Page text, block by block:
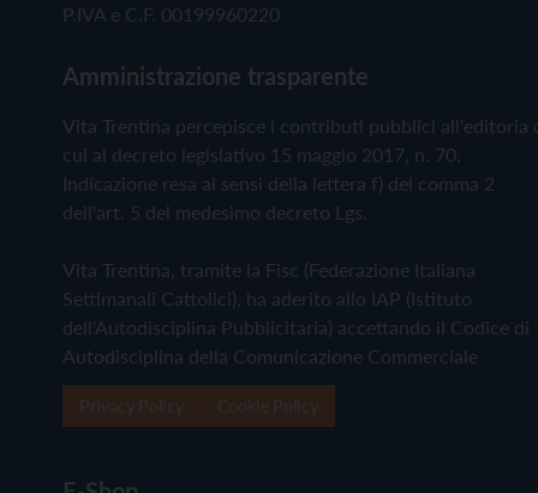
P.IVA e C.F. 00199960220
Amministrazione trasparente
Vita Trentina percepisce i contributi pubblici all'editoria
cui al decreto legislativo 15 maggio 2017, n. 70.
Indicazione resa ai sensi della lettera f) del comma 2
dell'art. 5 del medesimo decreto Lgs.
Vita Trentina, tramite la Fisc (Federazione Italiana
Settimanali Cattolici), ha aderito allo IAP (Istituto
dell'Autodisciplina Pubblicitaria) accettando il Codice di
Autodisciplina della Comunicazione Commerciale